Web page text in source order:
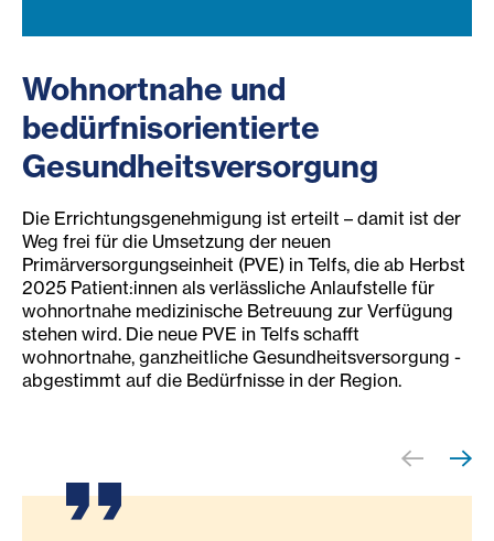
Wohnortnahe und
bedürfnisorientierte
Gesundheitsversorgung
Die Errichtungsgenehmigung ist erteilt – damit ist der
Weg frei für die Umsetzung der neuen
Primärversorgungseinheit (PVE) in Telfs, die ab Herbst
2025 Patient:innen als verlässliche Anlaufstelle für
wohnortnahe medizinische Betreuung zur Verfügung
stehen wird. Die neue PVE in Telfs schafft
wohnortnahe, ganzheitliche Gesundheitsversorgung -
abgestimmt auf die Bedürfnisse in der Region.